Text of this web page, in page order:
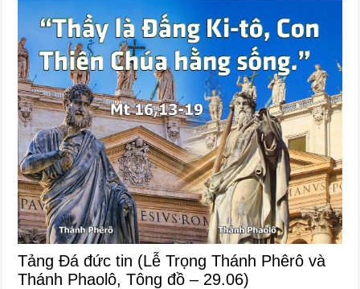
Tảng Đá đức tin (Lễ Trọng Thánh Phêrô và
Thánh Phaolô, Tông đồ – 29.06)